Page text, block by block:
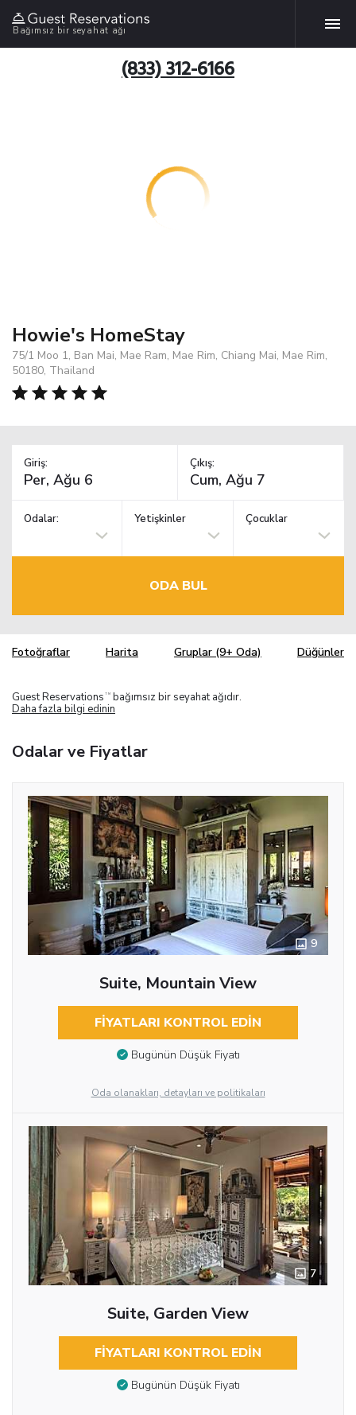
Bağımsız bir seyahat ağı
(833) 312-6166
Howie's HomeStay
75/1 Moo 1, Ban Mai, Mae Ram, Mae Rim, Chiang Mai, Mae Rim,
50180, Thailand
Giriş: Çıkış:
Odalar: Yetişkinler Çocuklar
ODA BUL
Fotoğraflar Harita Gruplar (9+ Oda) Düğünler
Guest Reservations TM bağımsız bir seyahat ağıdır.
Daha fazla bilgi edinin
Odalar ve Fiyatlar
9
Suite, Mountain View
FIYATLARI KONTROL EDIN
Bugünün Düşük Fiyatı
Oda olanakları, detayları ve politikaları
7
Suite, Garden View
FIYATLARI KONTROL EDIN
Bugünün Düşük Fiyatı